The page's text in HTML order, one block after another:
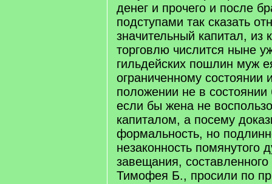
денег и прочего и после
подступами так сказать
значительный капитал, из
торговлю числится ныне
гильдейских пошлин муж
ограниченному состоянии
положении не в
если бы жена не
капиталом, а посему
формальность, но
незаконность помянутого
завещания,
Тимофея Б., просили по